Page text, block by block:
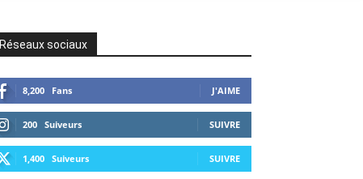
Réseaux sociaux
8,200 Fans J'AIME
200 Suiveurs SUIVRE
1,400 Suiveurs SUIVRE